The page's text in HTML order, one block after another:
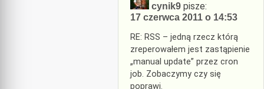
cynik9 pisze:
17 czerwca 2011 o 14:53
RE: RSS – jedną rzecz którą
zreperowałem jest zastąpienie
„manual update” przez cron
job. Zobaczymy czy się
poprawi.